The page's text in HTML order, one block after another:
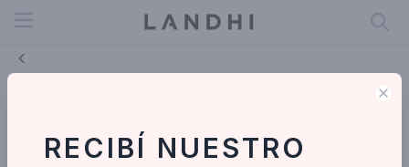
Open menu
significado de cada uma e veja
RECIBÍ NUESTRO